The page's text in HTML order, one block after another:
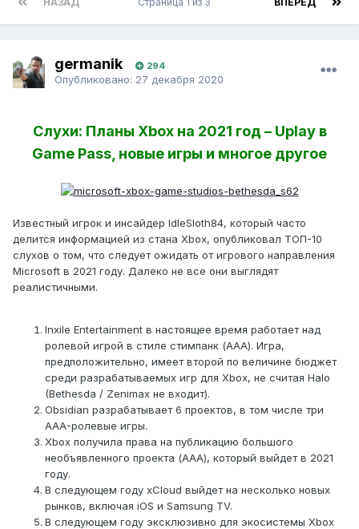
germanik 294
Опубликовано: 27 декабря 2020
Слухи: Планы Xbox на 2021 год – Uplay в
Game Pass, новые игры и многое другое
Известный игрок и инсайдер IdleSloth84, который часто
делится информацией из стана Xbox, опубликовал ТОП-10
слухов о том, что следует ожидать от игрового направления
Microsoft в 2021 году. Далеко не все они выглядят
реалистичными.
Inxile Entertainment в настоящее время работает над
ролевой игрой в стиле стимпанк (AAA). Игра,
предположительно, имеет второй по величине бюджет
среди разрабатываемых игр для Xbox, не считая Halo
(Bethesda / Zenimax не входит).
Obsidian разрабатывает 6 проектов, в том числе три
AAA-ролевые игры.
Xbox получила права на публикацию большого
необъявленного проекта (AAA), который выйдет в 2021
году.
В следующем году xCloud выйдет на несколько новых
рынков, включая iOS и Samsung TV.
В следующем году эксклюзивно для экосистемы Xbox